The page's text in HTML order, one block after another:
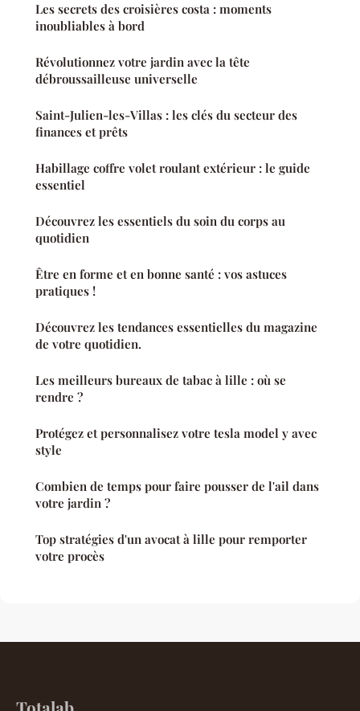
Les secrets des croisières costa : moments
inoubliables à bord
Révolutionnez votre jardin avec la tête
débroussailleuse universelle
Saint-Julien-les-Villas : les clés du secteur des
finances et prêts
Habillage coffre volet roulant extérieur : le guide
essentiel
Découvrez les essentiels du soin du corps au
quotidien
Être en forme et en bonne santé : vos astuces
pratiques !
Découvrez les tendances essentielles du magazine
de votre quotidien.
Les meilleurs bureaux de tabac à lille : où se
rendre ?
Protégez et personnalisez votre tesla model y avec
style
Combien de temps pour faire pousser de l'ail dans
votre jardin ?
Top stratégies d'un avocat à lille pour remporter
votre procès